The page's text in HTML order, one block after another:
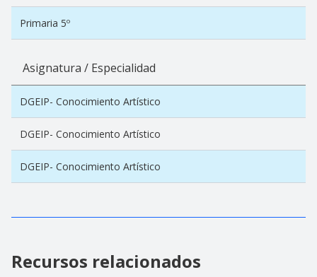
Primaria 5º
Asignatura / Especialidad
DGEIP- Conocimiento Artístico
DGEIP- Conocimiento Artístico
DGEIP- Conocimiento Artístico
Recursos relacionados